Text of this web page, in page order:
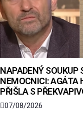
NAPADENÝ SOUKUP
NEMOCNICI: AGÁTA
PŘIŠLA S
07/08/2026